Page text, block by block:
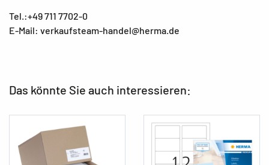
Tel.:+49 711 7702-0
E-Mail: verkaufsteam-handel@herma.de
Das könnte Sie auch interessieren: